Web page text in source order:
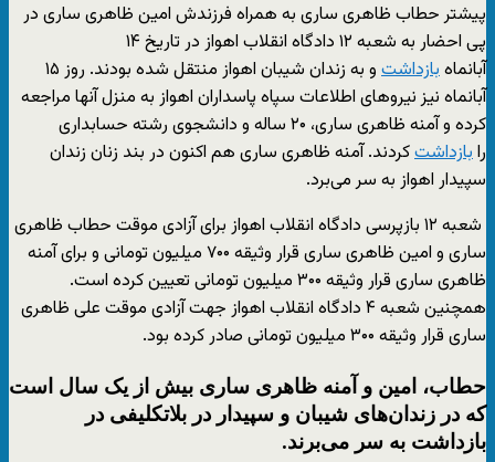
پیشتر حطاب ظاهری ساری به همراه فرزندش امین ظاهری ساری در
پی احضار به شعبه ۱۲ دادگاه انقلاب اهواز در تاریخ ۱۴
آبانماهبازداشت
و به زندان شیبان اهواز منتقل شده بودند. روز ۱۵
آبانماه نیز نیروهای اطلاعات سپاه پاسداران اهواز به منزل آنها مراجعه
کرده و آمنه ظاهری ساری، ۲۰ ساله و دانشجوی رشته حسابداری
رابازداشتکردند. آمنه ظاهری ساری هم اکنون در بند زنان زندان
سپیدار اهواز به سر می‌برد.
شعبه ۱۲ بازپرسی دادگاه انقلاب اهواز برای آزادی موقت حطاب ظاهری
ساری و امین ظاهری ساری قرار وثیقه ۷۰۰ میلیون تومانی و برای آمنه
ظاهری ساری قرار وثیقه ۳۰۰ میلیون تومانی تعیین کرده است.
همچنین شعبه ۴ دادگاه انقلاب اهواز جهت آزادی موقت علی ظاهری
ساری قرار وثیقه ۳۰۰ میلیون تومانی صادر کرده بود.
حطاب، امین و آمنه ظاهری ساری بیش از یک سال است
که در زندان‌های شیبان و سپیدار در بلاتکلیفی در
بازداشت به سر می‌برند.